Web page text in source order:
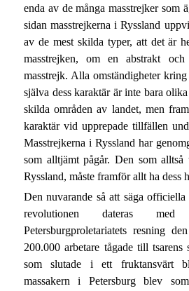
enda av de många masstrejker som
sidan masstrejkerna i Ryssland
av de mest skilda typer, att det är
masstrejken, om en abstrakt
masstrejk. Alla omständigheter
själva dess karaktär är inte bara
skilda områden av landet, men
karaktär vid upprepade tillfällen
Masstrejkerna i Ryssland har
som alltjämt pågår. Den som alltså
Ryssland, måste framför allt ha dess
Den nuvarande så att säga
revolutionen dateras
Petersburgproletariatets resning
200.000 arbetare tågade till tsarens
som slutade i ett fruktansvärt
massakern i Petersburg blev